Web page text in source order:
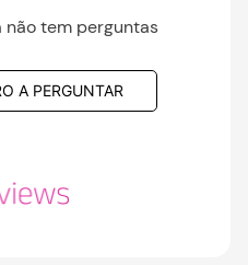
tem perguntas
A PERGUNTAR